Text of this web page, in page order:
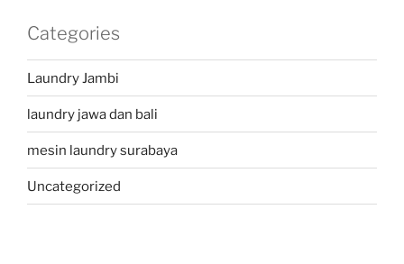
Categories
Laundry Jambi
laundry jawa dan bali
mesin laundry surabaya
Uncategorized